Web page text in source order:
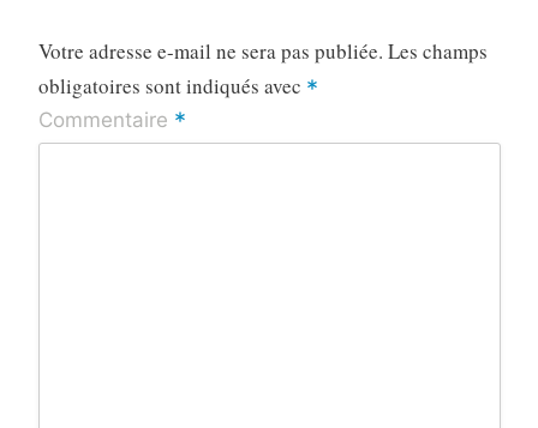
Votre adresse e-mail ne sera pas publiée. Les champs
obligatoires sont indiqués avec *
Commentaire *